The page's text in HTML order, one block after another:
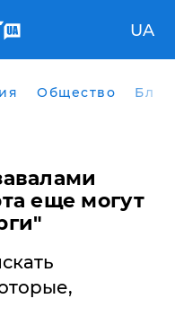
UA
Общество
еще могут